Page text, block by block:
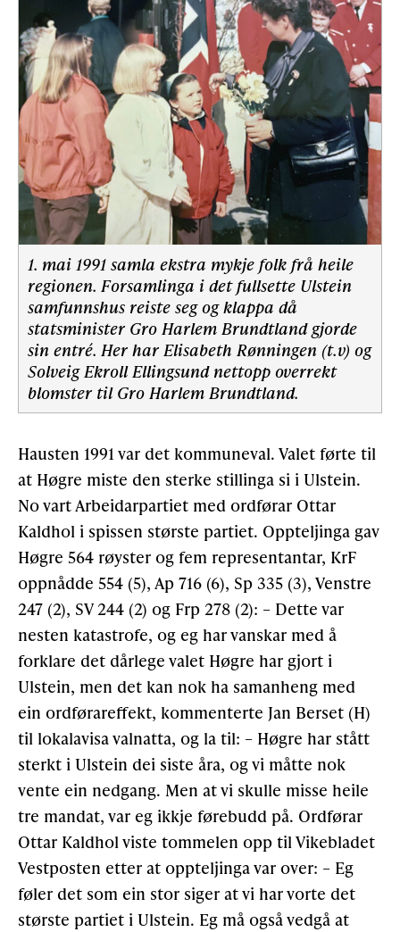
1. mai 1991 samla ekstra mykje folk frå heile
regionen. Forsamlinga i det fullsette Ulstein
samfunnshus reiste seg og klappa då
statsminister Gro Harlem Brundtland gjorde
sin entré. Her har Elisabeth Rønningen (t.v) og
Solveig Ekroll Ellingsund nettopp overrekt
blomster til Gro Harlem Brundtland.
Hausten 1991 var det kommuneval. Valet førte til
at Høgre miste den sterke stillinga si i Ulstein.
No vart Arbeidarpartiet med ordførar Ottar
Kaldhol i spissen største partiet. Oppteljinga gav
Høgre 564 røyster og fem representantar, KrF
oppnådde 554 (5), Ap 716 (6), Sp 335 (3), Venstre
247 (2), SV 244 (2) og Frp 278 (2): – Dette var
nesten katastrofe, og eg har vanskar med å
forklare det dårlege valet Høgre har gjort i
Ulstein, men det kan nok ha samanheng med
ein ordførareffekt, kommenterte Jan Berset (H)
til lokalavisa valnatta, og la til: – Høgre har stått
sterkt i Ulstein dei siste åra, og vi måtte nok
vente ein nedgang. Men at vi skulle misse heile
tre mandat, var eg ikkje førebudd på. Ordførar
Ottar Kaldhol viste tommelen opp til Vikebladet
Vestposten etter at oppteljinga var over: – Eg
føler det som ein stor siger at vi har vorte det
største partiet i Ulstein. Eg må også vedgå at